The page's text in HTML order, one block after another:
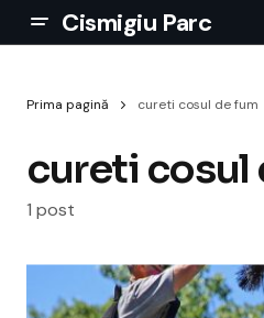
Cismigiu Parc
Prima pagină cureti cosul de fum
cureti cosul
1 post